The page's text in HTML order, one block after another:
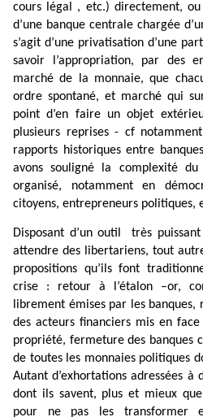
cours légal , etc.) directement,
d’une banque centrale chargée
s’agit d’une privatisation d’une
savoir l’appropriation, par des
marché de la monnaie, que
ordre spontané, et marché qui
point d’en faire un objet
plusieurs reprises - cf
rapports historiques entre
avons souligné la complexité
organisé, notamment en
citoyens, entrepreneurs politiques,
Disposant d’un outil
très
attendre des libertariens, tout
propositions qu’ils font
crise : retour à l’étalon –or,
librement émises par les
des acteurs financiers mis en
propriété, fermeture des banques
de toutes les monnaies politiques
Autant d’exhortations adressées à
dont ils savent, plus et mieux
pour ne pas les transformer